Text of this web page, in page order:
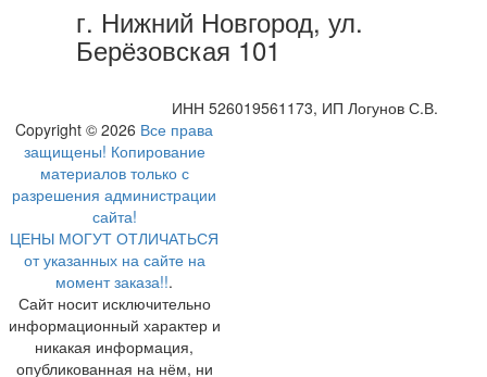
г. Нижний Новгород, ул.
Берёзовская 101
ИНН 526019561173, ИП Логунов С.В.
Copyright © 2026 Все права
защищены! Копирование
материалов только с
разрешения администрации
сайта!
ЦЕНЫ МОГУТ ОТЛИЧАТЬСЯ
от указанных на сайте на
момент заказа!!.
Сайт носит исключительно
информационный характер и
никакая информация,
опубликованная на нём, ни